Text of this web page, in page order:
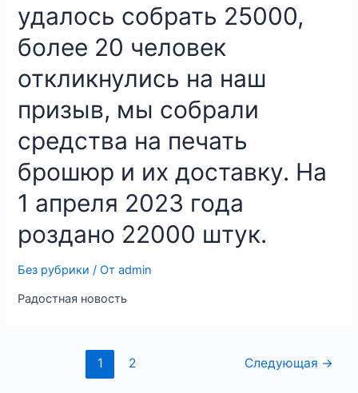
удалось собрать 25000,
более 20 человек
откликнулись на наш
призыв, мы собрали
средства на печать
брошюр и их доставку. На
1 апреля 2023 года
роздано 22000 штук.
Без рубрики / От admin
Радостная новость
1 2 Следующая →